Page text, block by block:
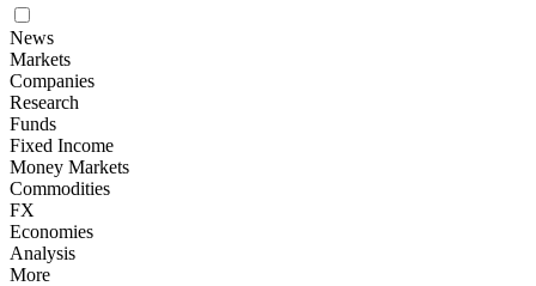
News
Markets
Companies
Research
Funds
Fixed Income
Money Markets
Commodities
FX
Economies
Analysis
More